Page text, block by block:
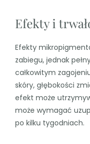
Efekty i
Efekty
zabiegu, jednak
całkowitym
skóry, głębokości
efekt może
może wymagać
po kilku tygodniach.